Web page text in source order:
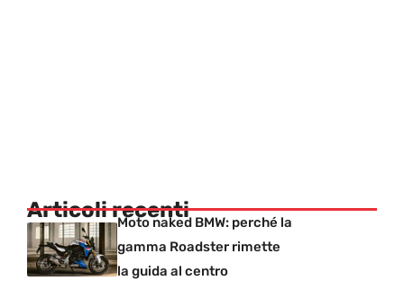
Articoli recentiMoto naked BMW: perché la
gamma Roadster rimette
la guida al centro